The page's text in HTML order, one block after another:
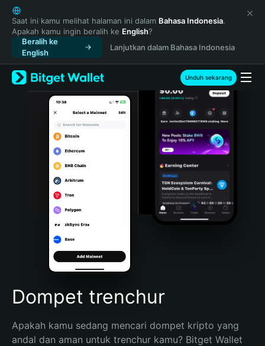
English
日本語
Tiếng Việt
Русский
Español (Latinoamérica)
Türkçe
Italiano
Português (Portugal)
Bahasa Indonesia
Português (Brasil)
Español (Argentina)
Saat ini kamu melihat halaman ini dalam Bahasa Indonesia.
Apakah kamu ingin beralih ke English?
Beralih ke
English
Lanjutkan dalam Bahasa Indonesia
Unduh sekarang
Dompet trenchur
Apakah kamu sedang mencari dompet kripto yang
andal dan aman untuk trenchur kamu? Bitget Wallet